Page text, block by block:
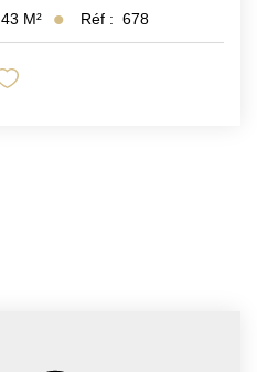
43 M² Réf : 678